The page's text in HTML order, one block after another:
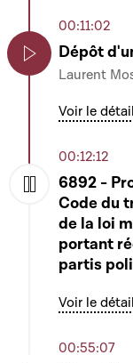
00:11:02
Dépôt
Laurent
Voir le détail
00:12:12
6892 -
Code du
de la loi
portant
partis
Voir le détail
00:55:07